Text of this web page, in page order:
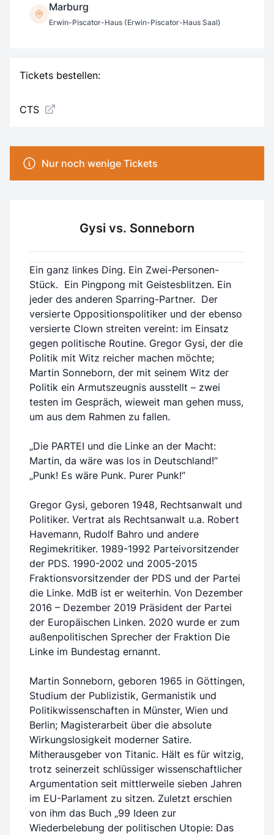
Marburg
Erwin-Piscator-Haus (Erwin-Piscator-Haus Saal)
Tickets bestellen:
CTS
Nur noch wenige Tickets
Gysi vs. Sonneborn
Ein ganz linkes Ding. Ein Zwei-Personen-
Stück. Ein Pingpong mit Geistesblitzen. Ein
jeder des anderen Sparring-Partner. Der
versierte Oppositionspolitiker und der ebenso
versierte Clown streiten vereint: im Einsatz
gegen politische Routine. Gregor Gysi, der die
Politik mit Witz reicher machen möchte;
Martin Sonneborn, der mit seinem Witz der
Politik ein Armutszeugnis ausstellt – zwei
testen im Gespräch, wieweit man gehen muss,
um aus dem Rahmen zu fallen.
„Die PARTEI und die Linke an der Macht:
Martin, da wäre was los in Deutschland!“
„Punk! Es wäre Punk. Purer Punk!“
Gregor Gysi, geboren 1948, Rechtsanwalt und
Politiker. Vertrat als Rechtsanwalt u.a. Robert
Havemann, Rudolf Bahro und andere
Regimekritiker. 1989-1992 Parteivorsitzender
der PDS. 1990-2002 und 2005-2015
Fraktionsvorsitzender der PDS und der Partei
die Linke. MdB ist er weiterhin. Von Dezember
2016 – Dezember 2019 Präsident der Partei
der Europäischen Linken. 2020 wurde er zum
außenpolitischen Sprecher der Fraktion Die
Linke im Bundestag ernannt.
Martin Sonneborn, geboren 1965 in Göttingen,
Studium der Publizistik, Germanistik und
Politikwissenschaften in Münster, Wien und
Berlin; Magisterarbeit über die absolute
Wirkungslosigkeit moderner Satire.
Mitherausgeber von Titanic. Hält es für witzig,
trotz seinerzeit schlüssiger wissenschaftlicher
Argumentation seit mittlerweile sieben Jahren
im EU-Parlament zu sitzen. Zuletzt erschien
von ihm das Buch „99 Ideen zur
Wiederbelebung der politischen Utopie: Das